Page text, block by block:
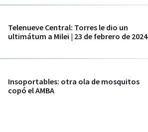
Telenueve Central: Torres le dio un
ultimátum a Milei | 23 de febrero de 2024
Insoportables: otra ola de mosquitos
copó el AMBA